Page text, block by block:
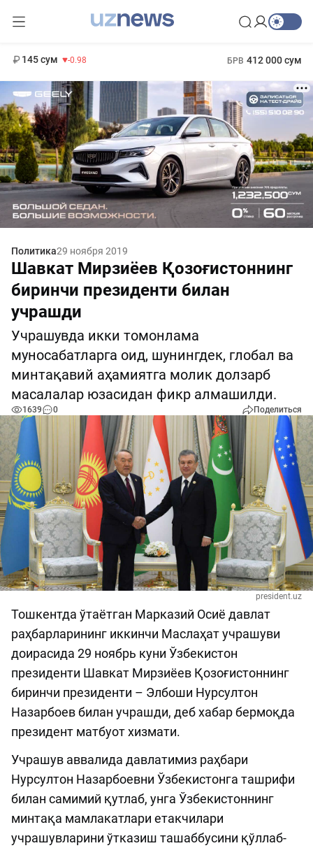
145 сум -0.98 БРВ 412 000 сум
Политика29 ноября 2019
Шавкат Мирзиёев Қозоғистоннинг
биринчи президенти билан
учрашди
Учрашувда икки томонлама
муносабатларга оид, шунингдек, глобал ва
минтақавий аҳамиятга молик долзарб
масалалар юзасидан фикр алмашилди.
1639 0 Поделиться
president.uz
Тошкентда ўтаётган Марказий Осиё давлат
раҳбарларининг иккинчи Маслаҳат учрашуви
доирасида 29 ноябрь куни Ўзбекистон
президенти Шавкат Мирзиёев Қозоғистоннинг
биринчи президенти – Элбоши Нурсултон
Назарбоев билан учрашди, деб хабар бермоқда
президент матбуот хизмати.
Учрашув аввалида давлатимиз раҳбари
Нурсултон Назарбоевни Ўзбекистонга ташрифи
билан самимий қутлаб, унга Ўзбекистоннинг
минтақа мамлакатлари етакчилари
учрашувларини ўтказиш ташаббусини қўллаб-